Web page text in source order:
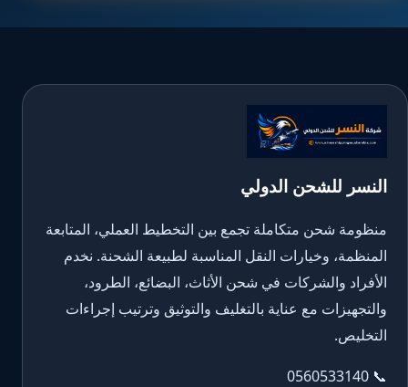
النسر للشحن الدولي
منظومة شحن متكاملة تجمع بين التخطيط العملي، المتابعة
المنظمة، وخيارات النقل المناسبة لطبيعة الشحنة. نخدم
الأفراد والشركات في شحن الأثاث، البضائع، الطرود،
والتجهيزات مع عناية بالتغليف والتوثيق وترتيب إجراءات
التخليص.
📞
0560533140